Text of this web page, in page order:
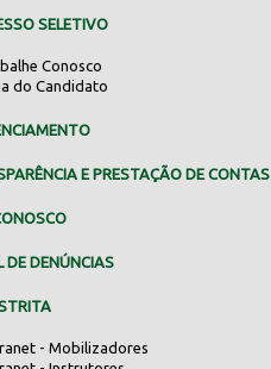
SELETIVO
Conosco
do Candidato
E PRESTAÇÃO DE CONTAS
DE DENÚNCIAS
- Mobilizadores